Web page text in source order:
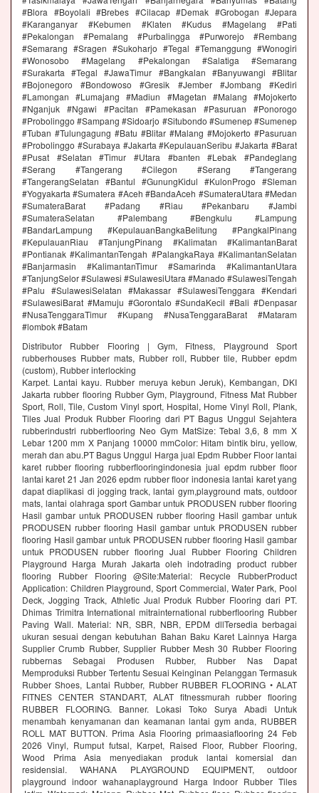
#Blora #Boyolali #Brebes #Cilacap #Demak #Grobogan #Jepara
#Karanganyar #Kebumen #Klaten #Kudus #Magelang #Pati
#Pekalongan #Pemalang #Purbalingga #Purworejo #Rembang
#Semarang #Sragen #Sukoharjo #Tegal #Temanggung #Wonogiri
#Wonosobo #Magelang #Pekalongan #Salatiga #Semarang
#Surakarta #Tegal #JawaTimur #Bangkalan #Banyuwangi #Blitar
#Bojonegoro #Bondowoso #Gresik #Jember #Jombang #Kediri
#Lamongan #Lumajang #Madiun #Magetan #Malang #Mojokerto
#Nganjuk #Ngawi #Pacitan #Pamekasan #Pasuruan #Ponorogo
#Probolinggo #Sampang #Sidoarjo #Situbondo #Sumenep #Sumenep
#Tuban #Tulungagung #Batu #Blitar #Malang #Mojokerto #Pasuruan
#Probolinggo #Surabaya #Jakarta #KepulauanSeribu #Jakarta #Barat
#Pusat #Selatan #Timur #Utara #banten #Lebak #Pandeglang
#Serang #Tangerang #Cilegon #Serang #Tangerang
#TangerangSelatan #Bantul #GunungKidul #KulonProgo #Sleman
#Yogyakarta #Sumatera #Aceh #BandaAceh #SumateraUtara #Medan
#SumateraBarat #Padang #Riau #Pekanbaru #Jambi
#SumateraSelatan #Palembang #Bengkulu #Lampung
#BandarLampung #KepulauanBangkaBelitung #PangkalPinang
#KepulauanRiau #TanjungPinang #Kalimatan #KalimantanBarat
#Pontianak #KalimantanTengah #PalangkaRaya #KalimantanSelatan
#Banjarmasin #KalimantanTimur #Samarinda #KalimantanUtara
#TanjungSelor #Sulawesi #SulawesiUtara #Manado #SulawesiTengah
#Palu #SulawesiSelatan #Makassar #SulawesiTenggara #Kendari
#SulawesiBarat #Mamuju #Gorontalo #SundaKecil #Bali #Denpasar
#NusaTenggaraTimur #Kupang #NusaTenggaraBarat #Mataram
#lombok #Batam
Distributor Rubber Flooring | Gym, Fitness, Playground Sport
rubberhouses Rubber mats, Rubber roll, Rubber tile, Rubber epdm
(custom), Rubber interlocking
Karpet. Lantai kayu. Rubber meruya kebun Jeruk), Kembangan, DKI
Jakarta rubber flooring Rubber Gym, Playground, Fitness Mat Rubber
Sport, Roll, Tile, Custom Vinyl sport, Hospital, Home Vinyl Roll, Plank,
Tiles Jual Produk Rubber Flooring dari PT Bagus Unggul Sejahtera
rubberindustri rubberflooring Neo Gym MatSize: Tebal 3,6, 8 mm X
Lebar 1200 mm X Panjang 10000 mmColor: Hitam bintik biru, yellow,
merah dan abu.PT Bagus Unggul Harga jual Epdm Rubber Floor lantai
karet rubber flooring rubberflooringindonesia jual epdm rubber floor
lantai karet 21 Jan 2026 epdm rubber floor indonesia lantai karet yang
dapat diaplikasi di jogging track, lantai gym,playground mats, outdoor
mats, lantai olahraga sport Gambar untuk PRODUSEN rubber flooring
Hasil gambar untuk PRODUSEN rubber flooring Hasil gambar untuk
PRODUSEN rubber flooring Hasil gambar untuk PRODUSEN rubber
flooring Hasil gambar untuk PRODUSEN rubber flooring Hasil gambar
untuk PRODUSEN rubber flooring Jual Rubber Flooring Children
Playground Harga Murah Jakarta oleh indotrading product rubber
flooring Rubber Flooring @Site:Material: Recycle RubberProduct
Application: Children Playground, Sport Commercial, Water Park, Pool
Deck, Jogging Track, Athletic Jual Produk Rubber Flooring dari PT.
Dhimas Trimitra International mitrainternational rubberflooring Rubber
Paving Wall. Material: NR, SBR, NBR, EPDM dllTersedia berbagai
ukuran sesuai dengan kebutuhan Bahan Baku Karet Lainnya Harga
Supplier Crumb Rubber, Supplier Rubber Mesh 30 Rubber Flooring
rubbernas Sebagai Produsen Rubber, Rubber Nas Dapat
Memproduksi Rubber Tertentu Sesuai Keinginan Pelanggan Termasuk
Rubber Shoes, Lantai Rubber, Rubber RUBBER FLOORING • ALAT
FITNES CENTER STANDART, ALAT fitnessmurah rubber flooring
RUBBER FLOORING. Banner. Lokasi Toko Surya Abadi Untuk
menambah kenyamanan dan keamanan lantai gym anda, RUBBER
ROLL MAT BUTTON. Prima Asia Flooring primaasiaflooring 24 Feb
2026 Vinyl, Rumput futsal, Karpet, Raised Floor, Rubber Flooring,
Wood Prima Asia menyediakan produk lantai komersial dan
residensial. WAHANA PLAYGROUND EQUIPMENT, outdoor
playground indoor wahanaplayground Harga Indoor Rubber Tiles